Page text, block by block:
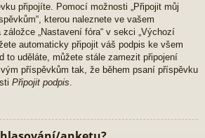
připojíte. Pomocí možnosti „Připojit můj
kterou naleznete ve vašem
záložce „Nastavení fóra“ v sekci „Výchozí
automaticky připojit váš podpis ke všem
to uděláte, můžete stále zamezit připojení
příspěvkům tak, že během psaní příspěvku
Připojit podpis